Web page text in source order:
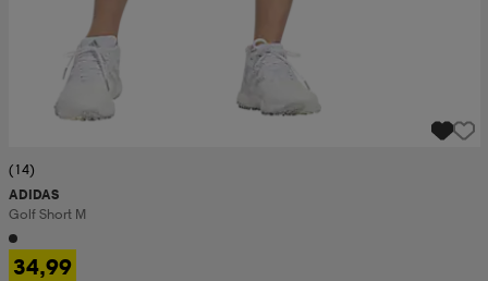
(14)
ADIDAS
Golf Short M
34,99